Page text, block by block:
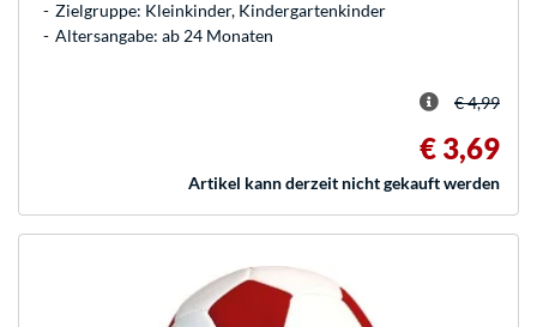
Zielgruppe: Kleinkinder, Kindergartenkinder
Altersangabe: ab 24 Monaten
€ 4,99
€ 3,69
Artikel kann derzeit nicht gekauft werden